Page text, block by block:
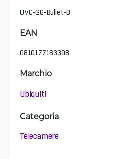
UVC-G6-Bullet-B
EAN
0810177163398
Marchio
Ubiquiti
Categoria
Telecamere